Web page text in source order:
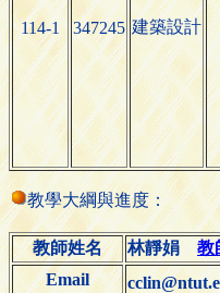
114-1 347245 建築設計
教學大綱與進度：
教師姓名 林靜娟 教
Email